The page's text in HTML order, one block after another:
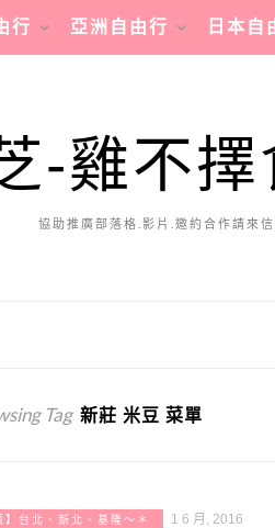
行 亞洲自由行 日本自
-雞不
協助推廣部落格.影片.邀約合作請來
Tag 新莊 米豆 菜單
】台北、新北、基隆～＊ 1 6 月, 2016